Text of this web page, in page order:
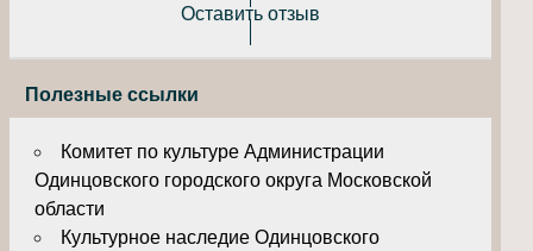
Оставить отзыв
Полезные ссылки
Комитет по культуре Администрации
Одинцовского городского округа Московской
области
Культурное наследие Одинцовского